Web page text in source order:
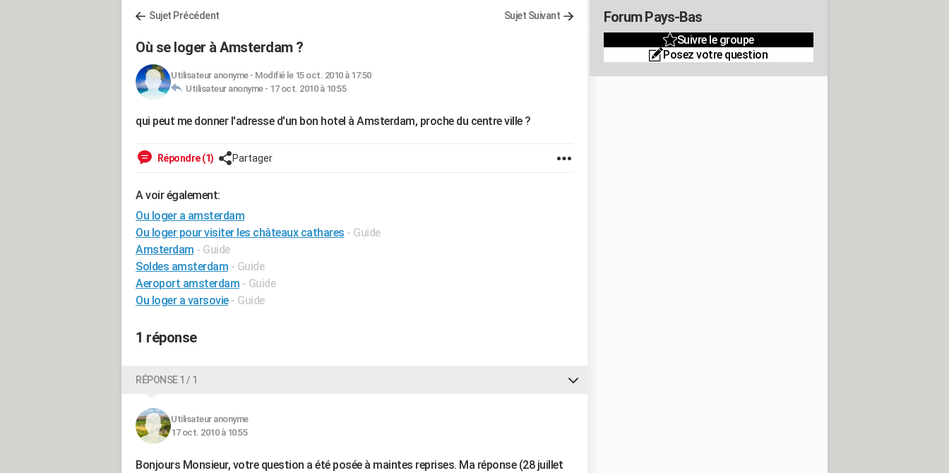
Sujet Précédent Sujet Suivant
Où se loger à Amsterdam ?
Utilisateur anonyme- Modifié le 15 oct. 2010 à 17:50
Utilisateur anonyme - 17 oct. 2010 à 10:55
qui peut me donner l'adresse d'un bon hotel à Amsterdam, proche du centre ville ?
Répondre (1) Partager
A voir également:
Ou loger a amsterdam
Ou loger pour visiter les châteaux cathares - Guide
Amsterdam - Guide
Soldes amsterdam - Guide
Aeroport amsterdam - Guide
Ou loger a varsovie - Guide
1 réponse
RÉPONSE 1 / 1
Utilisateur anonyme
17 oct. 2010 à 10:55
Bonjours Monsieur, votre question a été posée à maintes reprises. Ma réponse (28 juillet
Forum Pays-Bas
Suivre le groupe
Posez votre question